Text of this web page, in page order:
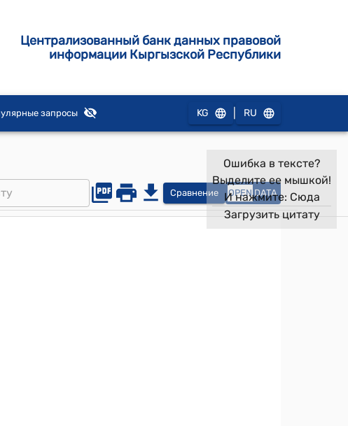
Централизованный банк данных правовой
информации Кыргызской Республики
запросы KG RU
Сравнение OPEN DATA
Ошибка в тексте?
Выделите ее мышкой!
И нажмите: Сюда
Загрузить цитату